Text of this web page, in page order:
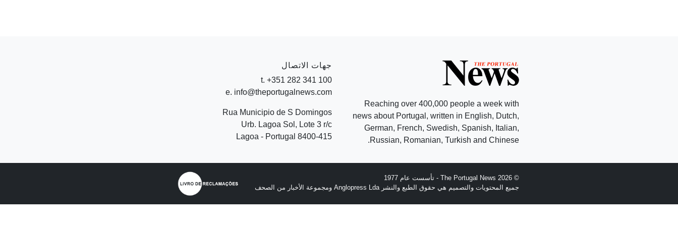
Reaching over 400,000 people a week with
news about Portugal, written in English, Dutch,
German, French, Swedish, Spanish, Italian,
Russian, Romanian, Turkish and Chinese.
جهات الاتصال
t. +351 282 341 100
e. info@theportugalnews.com
Rua Municipio de S Domingos
Urb. Lagoa Sol, Lote 3 r/c
8400-415 Lagoa - Portugal
© 2026 The Portugal News - تأسست عام 1977
جميع المحتويات والتصميم هي حقوق الطبع والنشر Anglopress Lda ومجموعة الأخبار من الصحف